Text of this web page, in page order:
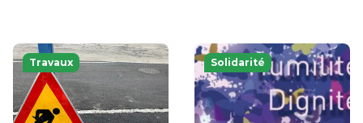
Travaux Solidarité